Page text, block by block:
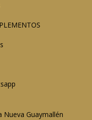
Nueva Guaymallén